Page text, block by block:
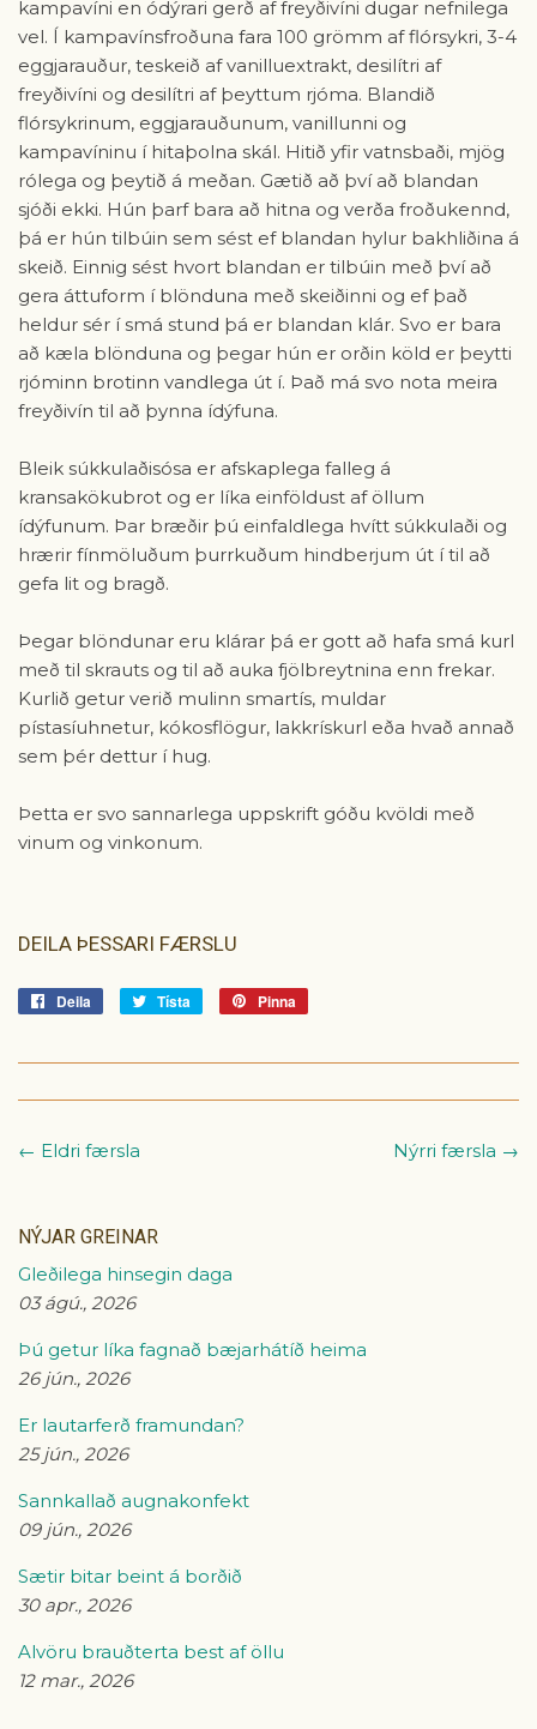
kampavíni en ódýrari gerð af freyðivíni dugar nefnilega
vel. Í kampavínsfroðuna fara 100 grömm af flórsykri, 3-4
eggjarauður, teskeið af vanilluextrakt, desilítri af
freyðivíni og desilítri af þeyttum rjóma. Blandið
flórsykrinum, eggjarauðunum, vanillunni og
kampavíninu í hitaþolna skál. Hitið yfir vatnsbaði, mjög
rólega og þeytið á meðan. Gætið að því að blandan
sjóði ekki. Hún þarf bara að hitna og verða froðukennd,
þá er hún tilbúin sem sést ef blandan hylur bakhliðina á
skeið. Einnig sést hvort blandan er tilbúin með því að
gera áttuform í blönduna með skeiðinni og ef það
heldur sér í smá stund þá er blandan klár. Svo er bara
að kæla blönduna og þegar hún er orðin köld er þeytti
rjóminn brotinn vandlega út í. Það má svo nota meira
freyðivín til að þynna ídýfuna.
Bleik súkkulaðisósa er afskaplega falleg á
kransakökubrot og er líka einföldust af öllum
ídýfunum. Þar bræðir þú einfaldlega hvítt súkkulaði og
hrærir fínmöluðum þurrkuðum hindberjum út í til að
gefa lit og bragð.
Þegar blöndunar eru klárar þá er gott að hafa smá kurl
með til skrauts og til að auka fjölbreytnina enn frekar.
Kurlið getur verið mulinn smartís, muldar
pístasíuhnetur, kókosflögur, lakkrískurl eða hvað annað
sem þér dettur í hug.
Þetta er svo sannarlega uppskrift góðu kvöldi með
vinum og vinkonum.
DEILA ÞESSARI FÆRSLU
Deila
Deila
Tísta
Tísta
Pinna
← Eldri færsla Nýrri færsla →
NÝJAR GREINAR
Gleðilega hinsegin daga
03 ágú., 2026
Þú getur líka fagnað bæjarhátíð heima
26 jún., 2026
Er lautarferð framundan?
25 jún., 2026
Sannkallað augnakonfekt
09 jún., 2026
Sætir bitar beint á borðið
30 apr., 2026
Alvöru brauðterta best af öllu
12 mar., 2026